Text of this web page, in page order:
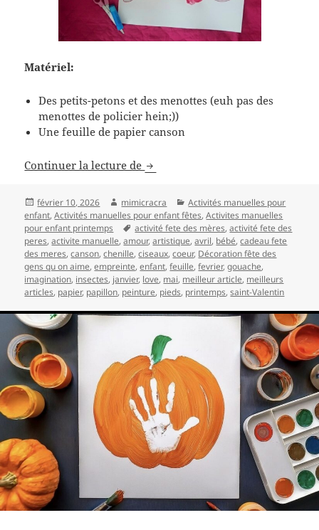
Matériel:
Des petits-petons et des menottes (euh pas des
menottes de policier hein;))
Une feuille de papier canson
Continuer la lecture de Activité manuelle de peinture
Publié
le
février 10, 2026 Auteur
mimicracra Catégories
Activités manuelles pour
enfant,Activités manuelles pour enfant fêtes,Activites manuelles
pour enfant printemps
Mots-
clés
activité fete des mères,activité fete des
peres,activite manuelle,amour,artistique,avril, bébé,cadeau fete
des meres,canson,chenille,ciseaux,coeur, Décoration fête des
gens qu on aime,empreinte,enfant,feuille,fevrier,gouache,
imagination, insectes, janvier, love, mai, meilleur article, meilleurs
articles, papier, papillon, peinture, pieds, printemps,saint-Valentin